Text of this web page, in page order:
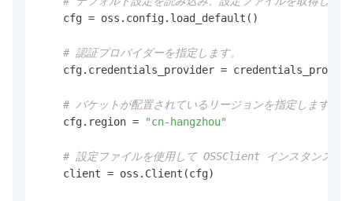
    cfg = oss.config.load_default()
# 認証プロバイダーを指定します。
cfg.credentials_provider =
# バケットが配置されているリージョンを指定します
    cfg.region =
"cn-hangzhou"
# 設定ファイルを使用して OSSClient インスタンスを
    client = oss.Client(cfg)